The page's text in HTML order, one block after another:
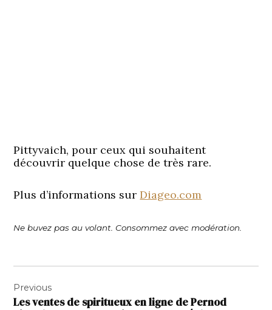
Pittyvaich, pour ceux qui souhaitent
découvrir quelque chose de très rare.
Plus d’informations surDiageo.com
Ne buvez pas au volant. Consommez avec modération.
de
Previous
Les ventes de spiritueux en ligne de Pernod